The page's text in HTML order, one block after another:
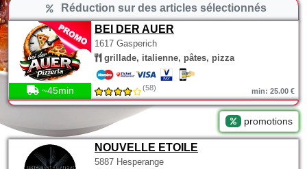
Réduction sur des articles sélectionnés
BEI DER AUER
1617 Gasperich
grillade, italienne, pâtes, pizza
~45min (58) min: 25.00 €
promotions
NOUVELLE ETOILE
5887 Hesperange